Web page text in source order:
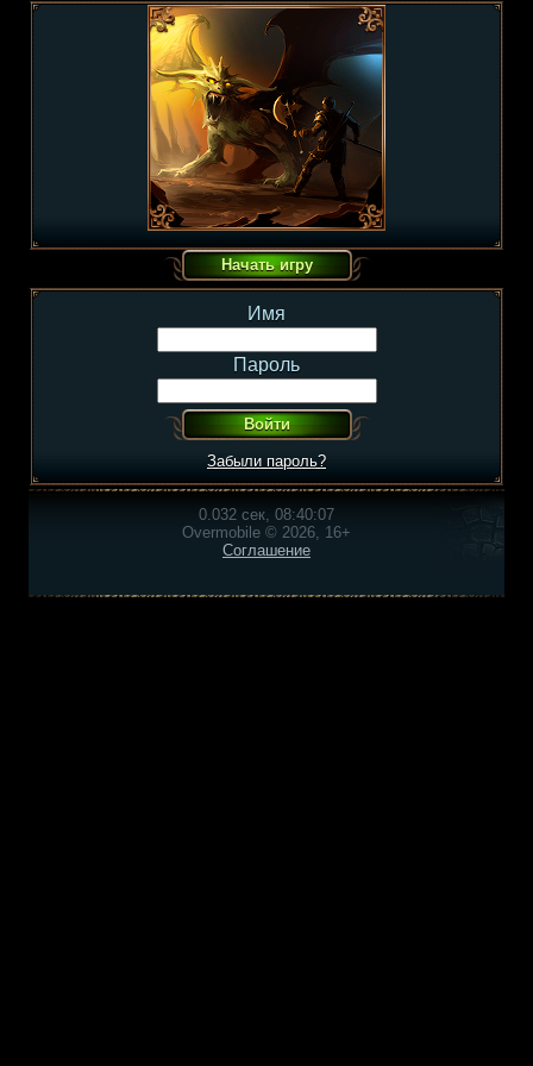
Имя
Пароль
Забыли пароль?
0.032 сек, 08:40:07
Overmobile © 2026, 16+
Соглашение